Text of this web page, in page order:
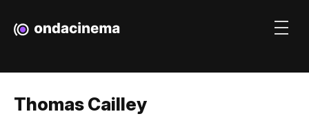
Thomas Cailley